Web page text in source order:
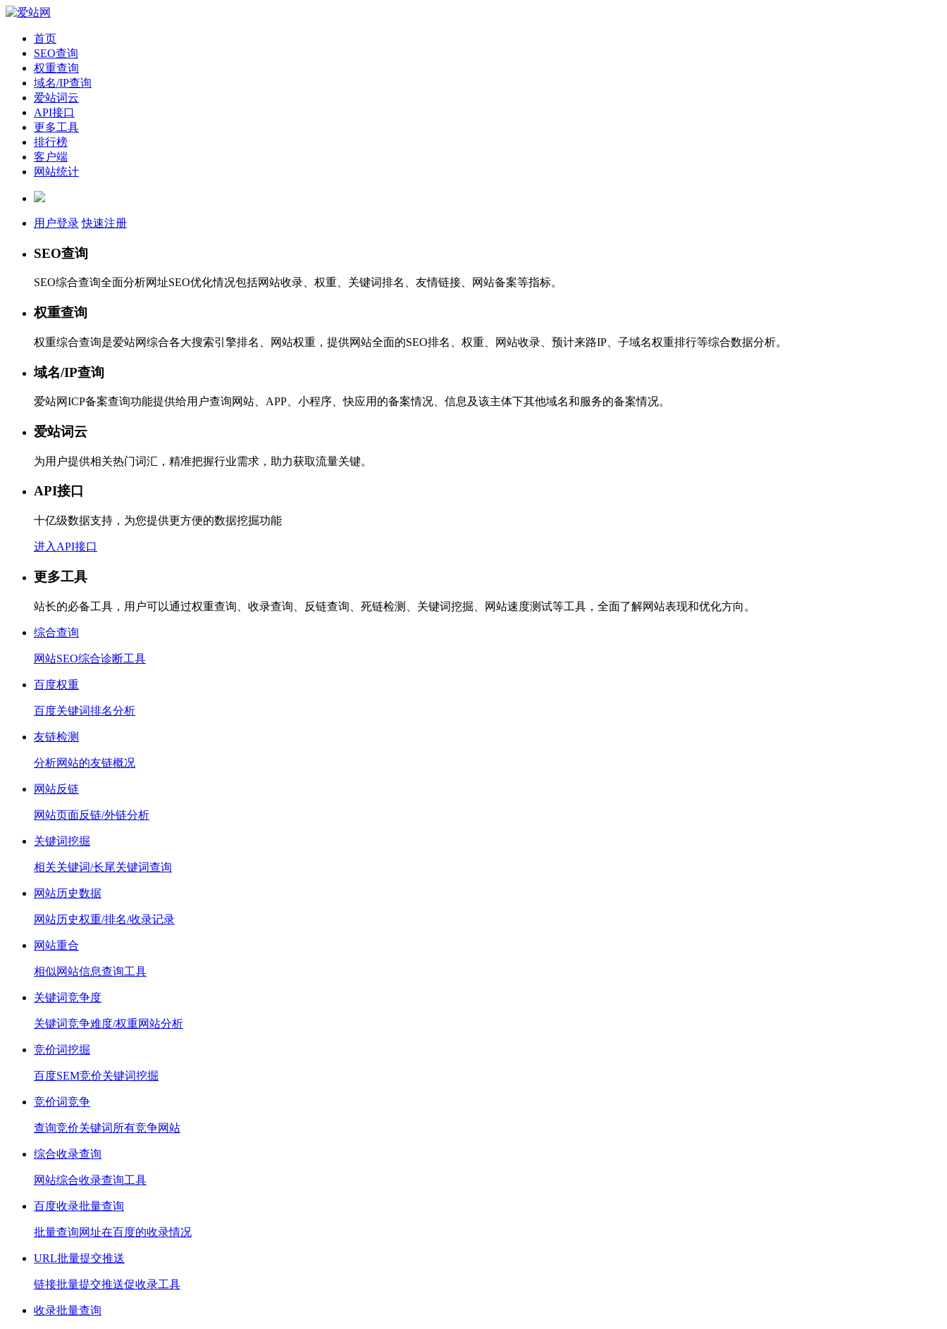
首页
SEO查询
权重查询
域名/IP查询
爱站词云
API接口
更多工具
排行榜
客户端
网站统计
用户登录 快速注册
SEO查询
SEO综合查询全面分析网址SEO优化情况包括网站收录、权重、关键词排名、友情链接、网站备案等指标。
权重查询
权重综合查询是爱站网综合各大搜索引擎排名、网站权重，提供网站全面的SEO排名、权重、网站收录、预计来路IP、子域名权重排行等综合数据分析。
域名/IP查询
爱站网ICP备案查询功能提供给用户查询网站、APP、小程序、快应用的备案情况、信息及该主体下其他域名和服务的备案情况。
爱站词云
为用户提供相关热门词汇，精准把握行业需求，助力获取流量关键。
API接口
十亿级数据支持，为您提供更方便的数据挖掘功能
进入API接口
更多工具
站长的必备工具，用户可以通过权重查询、收录查询、反链查询、死链检测、关键词挖掘、网站速度测试等工具，全面了解网站表现和优化方向。
综合查询
网站SEO综合诊断工具
百度权重
百度关键词排名分析
友链检测
分析网站的友链概况
网站反链
网站页面反链/外链分析
关键词挖掘
相关关键词/长尾关键词查询
网站历史数据
网站历史权重/排名/收录记录
网站重合
相似网站信息查询工具
关键词竞争度
关键词竞争难度/权重网站分析
竞价词挖掘
百度SEM竞价关键词挖掘
竞价词竞争
查询竞价关键词所有竞争网站
综合收录查询
网站综合收录查询工具
百度收录批量查询
批量查询网址在百度的收录情况
URL批量提交推送
链接批量提交推送促收录工具
收录批量查询